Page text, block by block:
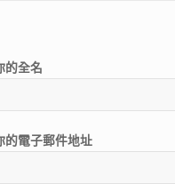
的全名
的電子郵件地址